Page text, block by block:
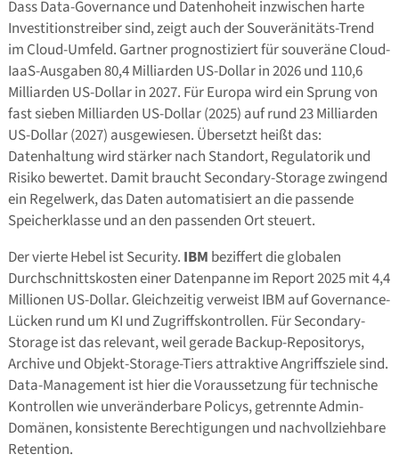
Dass Data-Governance und Datenhoheit inzwischen harte
Investitionstreiber sind, zeigt auch der Souveränitäts-Trend
im Cloud-Umfeld. Gartner prognostiziert für souveräne Cloud-
IaaS-Ausgaben 80,4 Milliarden US-Dollar in 2026 und 110,6
Milliarden US-Dollar in 2027. Für Europa wird ein Sprung von
fast sieben Milliarden US-Dollar (2025) auf rund 23 Milliarden
US-Dollar (2027) ausgewiesen. Übersetzt heißt das:
Datenhaltung wird stärker nach Standort, Regulatorik und
Risiko bewertet. Damit braucht Secondary-Storage zwingend
ein Regelwerk, das Daten automatisiert an die passende
Speicherklasse und an den passenden Ort steuert.
Der vierte Hebel ist Security. IBM beziffert die globalen
Durchschnittskosten einer Datenpanne im Report 2025 mit 4,4
Millionen US-Dollar. Gleichzeitig verweist IBM auf Governance-
Lücken rund um KI und Zugriffskontrollen. Für Secondary-
Storage ist das relevant, weil gerade Backup-Repositorys,
Archive und Objekt-Storage-Tiers attraktive Angriffsziele sind.
Data-Management ist hier die Voraussetzung für technische
Kontrollen wie unveränderbare Policys, getrennte Admin-
Domänen, konsistente Berechtigungen und nachvollziehbare
Retention.